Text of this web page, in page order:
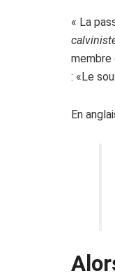
« La
membre
: «Le
En